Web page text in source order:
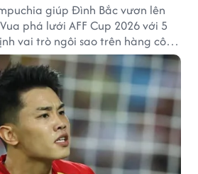
giúp Đình Bắc vươn lên
phá lưới AFF Cup 2026 với 5
vai trò ngôi sao trên hàng công